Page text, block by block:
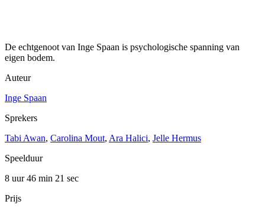
De echtgenoot van Inge Spaan is psychologische spanning van
eigen bodem.
Auteur
Inge Spaan
Sprekers
Tabi Awan, Carolina Mout, Ara Halici, Jelle Hermus
Speelduur
8 uur 46 min 21 sec
Prijs